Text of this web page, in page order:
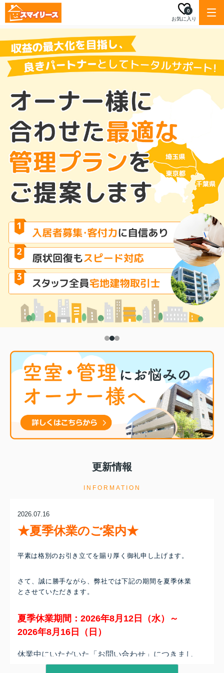
お気に入り
0
更新情報
INFORMATION
2026.07.16
★夏季休業のご案内★
平素は格別のお引き立てを賜り厚く御礼申し上げます。
さて、誠に勝手ながら、弊社では下記の期間を夏季休業
とさせていただきます。
夏季休業期間：2026年8月12日（水）～
2026年8月16日（日）
休業中にいただいた「お問い合わせ」につきまし
ては、8月17日（月）以降、順次対応させていた